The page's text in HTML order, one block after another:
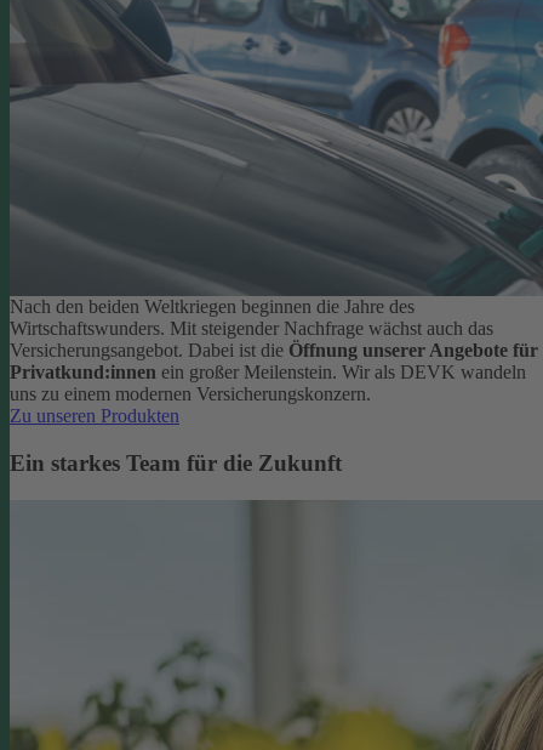
Nach den beiden Weltkriegen beginnen die Jahre des
Wirtschaftswunders. Mit steigender Nachfrage wächst auch das
Versicherungsangebot. Dabei ist die Öffnung unserer Angebote für
Privatkund:innen ein großer Meilenstein. Wir als DEVK wandeln
uns zu einem modernen Versicherungskonzern.
Zu unseren Produkten
Ein starkes Team für die Zukunft